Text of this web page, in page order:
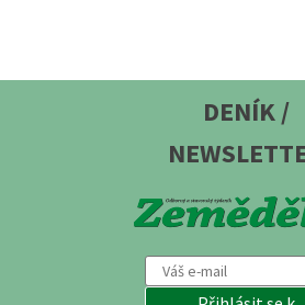
DENÍK /